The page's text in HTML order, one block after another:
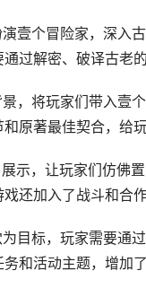
壹个冒险家，深入
过解密、破译古老
，将玩家们带入壹
原著最佳契合，给
示，让玩家们仿佛
还加入了战斗和合
目标，玩家需要通
和活动主题，增加了